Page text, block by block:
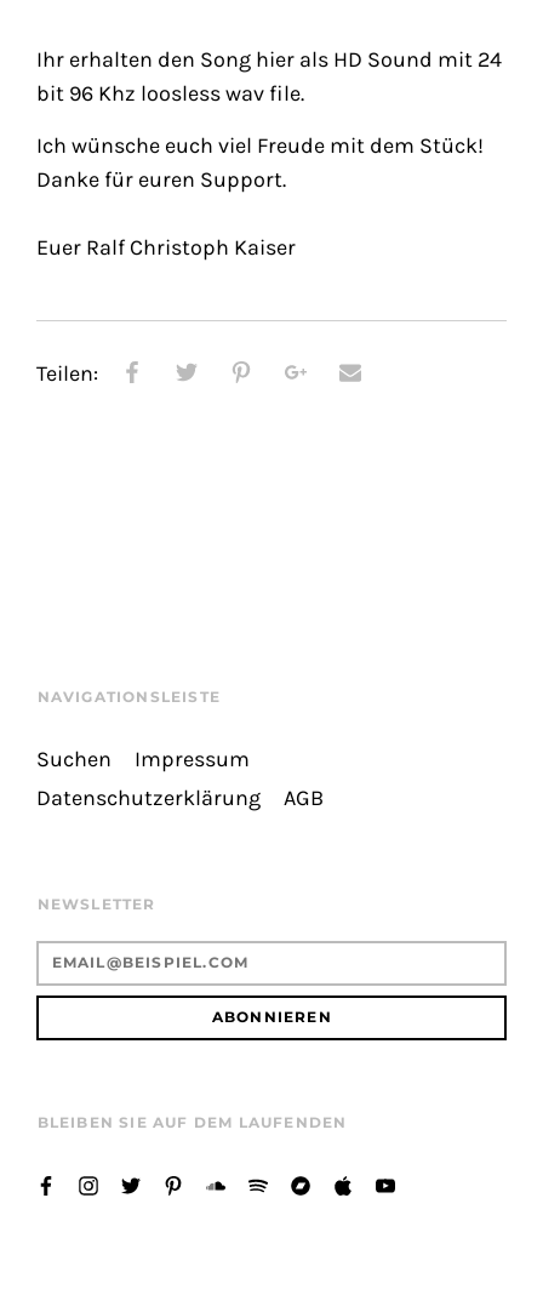
Ihr erhalten den Song hier als HD Sound mit 24
bit 96 Khz loosless wav file.
Ich wünsche euch viel Freude mit dem Stück!
Danke für euren Support.
Euer Ralf Christoph Kaiser
Teilen:
NAVIGATIONSLEISTE
Suchen
Impressum
Datenschutzerklärung
AGB
NEWSLETTER
ABONNIEREN
BLEIBEN SIE AUF DEM LAUFENDEN